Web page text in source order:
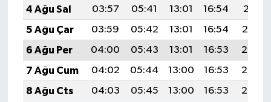
4 Ağu Sal
03:57 05:41 13:01 16:54
20:11
5 Ağu Çar
03:59 05:42 13:01 16:54
20:10
6 Ağu Per
04:00 05:43 13:01 16:53
20:08
7 Ağu Cum
04:02 05:44 13:00 16:53
20:07
8 Ağu Cts
04:03 05:45 13:00 16:53
20:06